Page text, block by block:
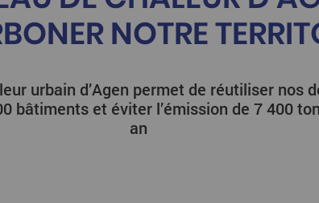
NOTRE
urbain d’Agen permet de réutiliser nos
bâtiments et éviter l’émission de 7 400
an